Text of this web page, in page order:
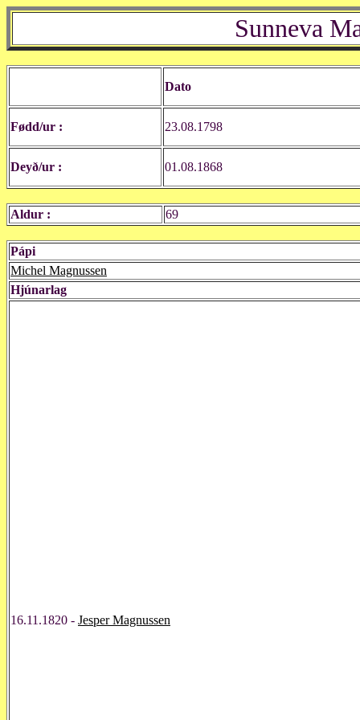
Sunneva
Dato
Fødd/ur : 23.08.1798
Deyð/ur : 01.08.1868
Aldur : 69
Pápi
Michel Magnussen
Hjúnarlag
16.11.1820 - Jesper Magnussen